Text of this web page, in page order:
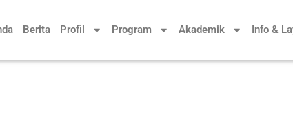
Berita Profil Program Akademik Info &